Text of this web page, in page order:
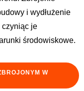
i wydłużenie
czyniąc je
środowiskowe.
W